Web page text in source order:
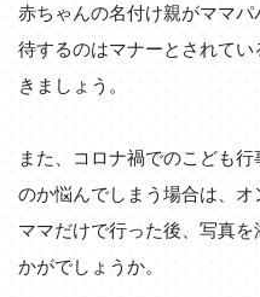
赤ちゃんの名付け親がママ
待するのはマナーとされて
きましょう。
また、コロナ禍でのこども
のか悩んでしまう場合は、
ママだけで行った後、写真
かがでしょうか。